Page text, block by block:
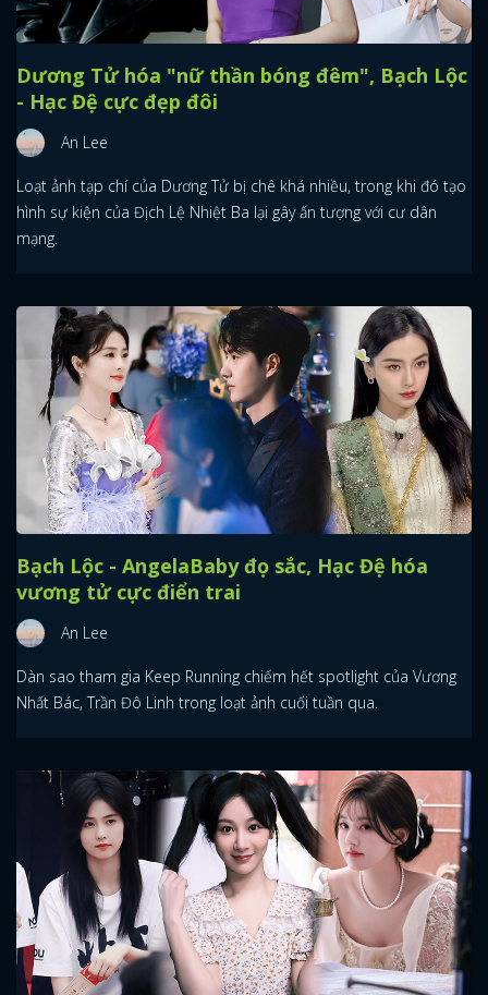
Dương Tử hóa "nữ thần bóng đêm", Bạch Lộc
- Hạc Đệ cực đẹp đôi
An Lee
Loạt ảnh tạp chí của Dương Tử bị chê khá nhiều, trong khi đó tạo
hình sự kiện của Địch Lệ Nhiệt Ba lại gây ấn tượng với cư dân
mạng.
Bạch Lộc - AngelaBaby đọ sắc, Hạc Đệ hóa
vương tử cực điển trai
An Lee
Dàn sao tham gia Keep Running chiếm hết spotlight của Vương
Nhất Bác, Trần Đô Linh trong loạt ảnh cuối tuần qua.